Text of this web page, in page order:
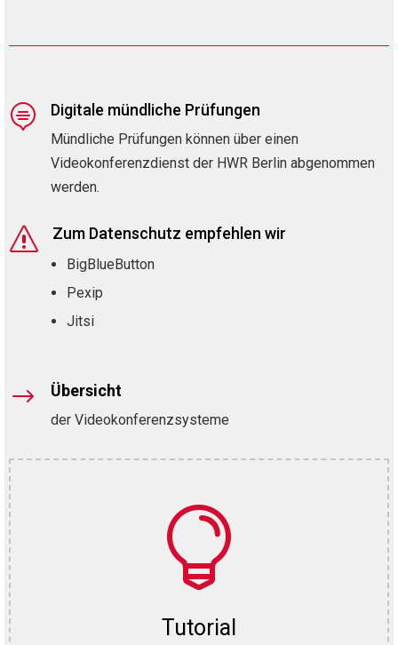
 Digitale mündliche Prüfungen
Mündliche Prüfungen können über einen
Videokonferenzdienst der HWR Berlin abgenommen
werden.
s Zum Datenschutz empfehlen wir
BigBlueButton
Pexip
Jitsi
$ Übersicht
der Videokonferenzsysteme

Tutorial